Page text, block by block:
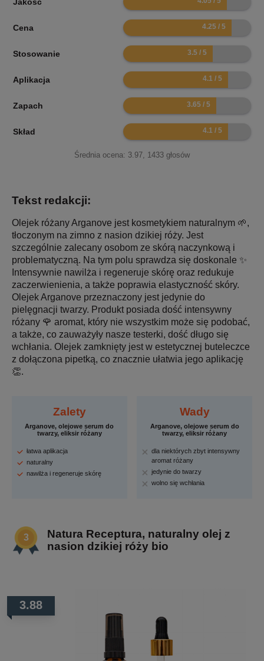
Cena 8.5
Stosowanie 7
Aplikacja 8.2
Zapach 7.3
Skład 8.2
Średnia ocena: 3.97 1433 głosów
Tekst redakcji:
Olejek różany Arganove jest kosmetykiem naturalnym 🌱,
tłoczonym na zimno z nasion dzikiej róży. Jest
szczególnie zalecany osobom ze skórą naczynkową i
problematyczną. Na tym polu sprawdza się doskonale ✨
Intensywnie nawilża i regeneruje skórę oraz redukuje
zaczerwienienia, a także poprawia elastyczność skóry.
Olejek Arganove przeznaczony jest jedynie do
pielęgnacji twarzy. Produkt posiada dość intensywny
różany 🌹 aromat, który nie wszystkim może się podobać,
a także, co zauważyły nasze testerki, dość długo się
wchłania. Olejek zamknięty jest w estetycznej buteleczce
z dołączona pipetką, co znacznie ułatwia jego aplikację
👏.
Zalety
Arganove, olejowe serum do
twarzy, eliksir różany
łatwa aplikacja
naturalny
nawilża i regeneruje skórę
Wady
Arganove, olejowe serum do
twarzy, eliksir różany
dla niektórych zbyt intensywny
aromat różany
jedynie do twarzy
wolno się wchłania
Natura Receptura, naturalny olej z
nasion dzikiej róży bio
3.88